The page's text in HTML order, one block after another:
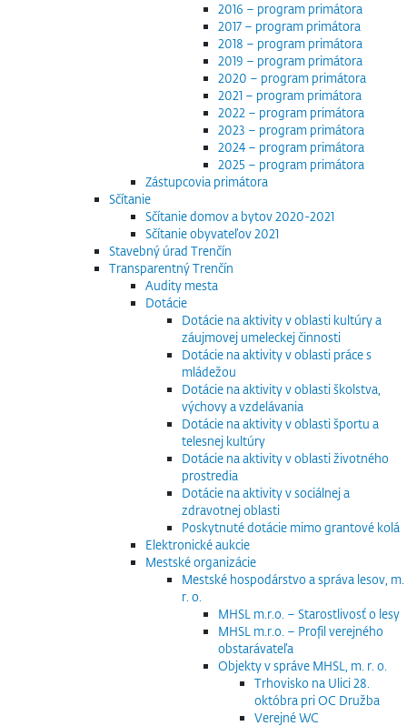
2016 – program primátora
2017 – program primátora
2018 – program primátora
2019 – program primátora
2020 – program primátora
2021 – program primátora
2022 – program primátora
2023 – program primátora
2024 – program primátora
2025 – program primátora
Zástupcovia primátora
Sčítanie
Sčítanie domov a bytov 2020-2021
Sčítanie obyvateľov 2021
Stavebný úrad Trenčín
Transparentný Trenčín
Audity mesta
Dotácie
Dotácie na aktivity v oblasti kultúry a
záujmovej umeleckej činnosti
Dotácie na aktivity v oblasti práce s
mládežou
Dotácie na aktivity v oblasti školstva,
výchovy a vzdelávania
Dotácie na aktivity v oblasti športu a
telesnej kultúry
Dotácie na aktivity v oblasti životného
prostredia
Dotácie na aktivity v sociálnej a
zdravotnej oblasti
Poskytnuté dotácie mimo grantové kolá
Elektronické aukcie
Mestské organizácie
Mestské hospodárstvo a správa lesov, m.
r. o.
MHSL m.r.o. – Starostlivosť o lesy
MHSL m.r.o. – Profil verejného
obstarávateľa
Objekty v správe MHSL, m. r. o.
Trhovisko na Ulici 28.
októbra pri OC Družba
Verejné WC